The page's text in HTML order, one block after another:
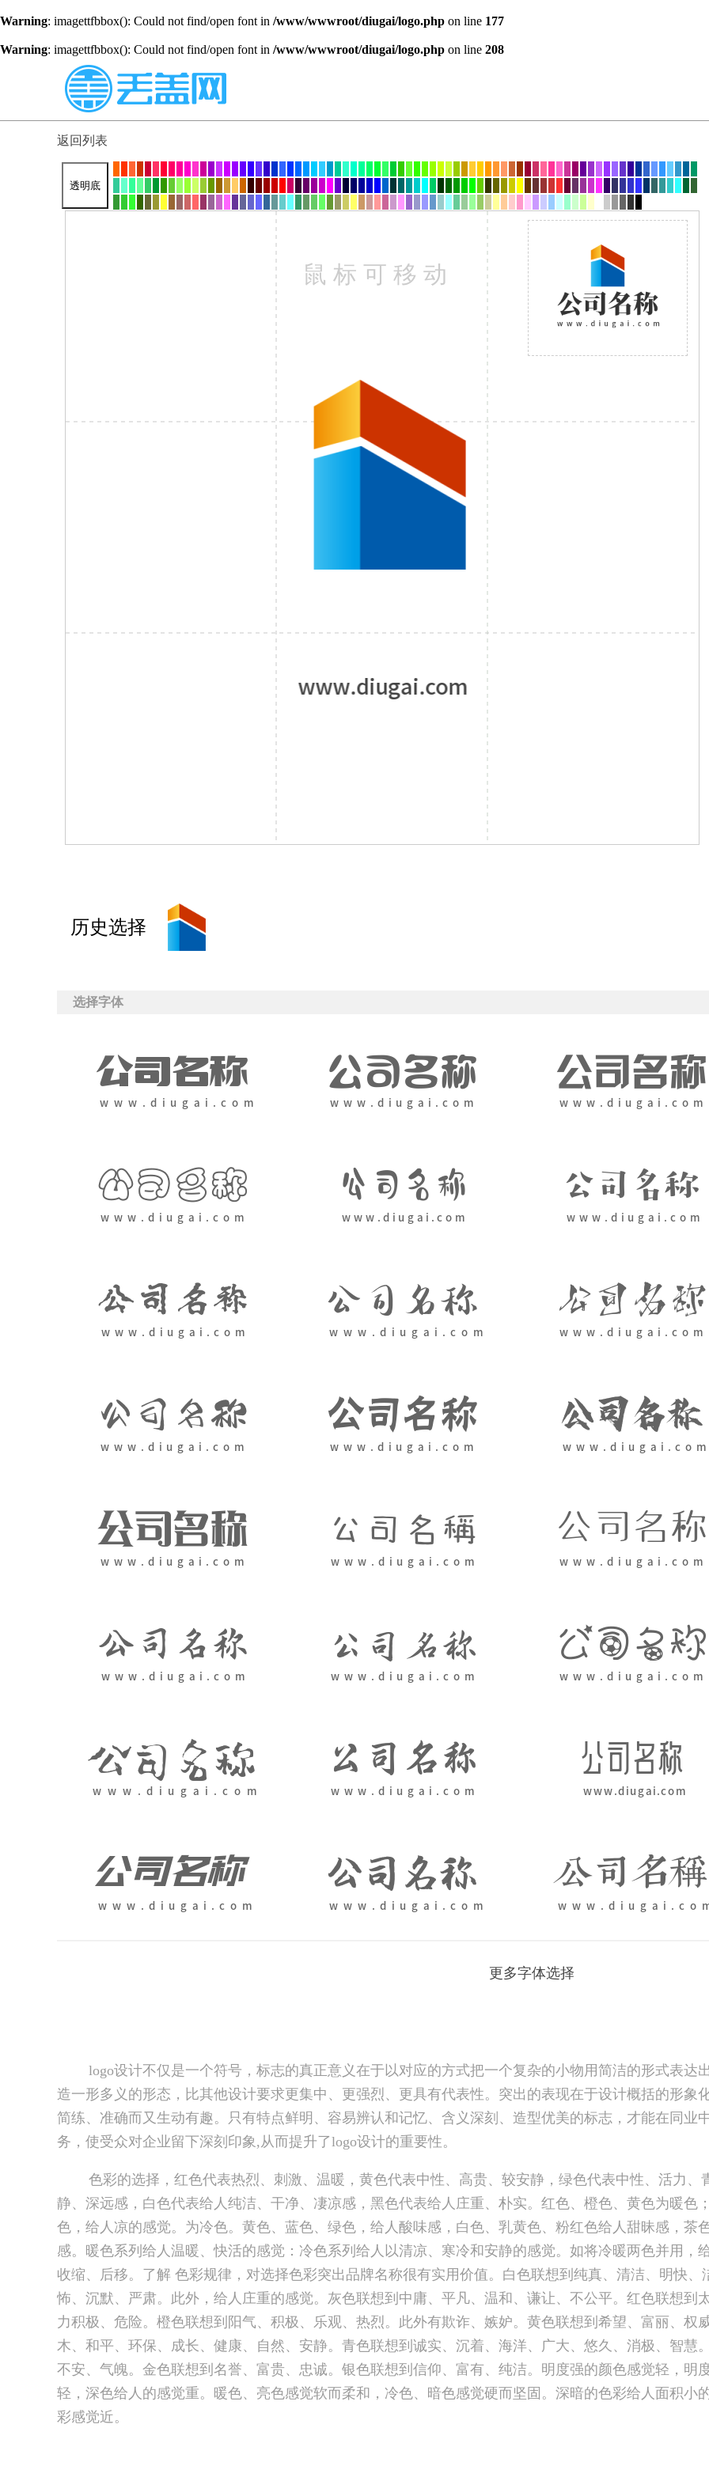
Warning: imagettfbbox(): Could not find/open font in /www/wwwroot/diugai/logo.php on line 177
Warning: imagettfbbox(): Could not find/open font in /www/wwwroot/diugai/logo.php on line 208
返回列表
透明底
历史选择
选择字体
更多字体选择
logo设计不仅是一个符号，标志的真正意义在于以对应的方式把一个复杂的小物用简洁的形式表达
造一形多义的形态，比其他设计要求更集中、更强烈、更具有代表性。突出的表现在于设计概括的形象
简练、准确而又生动有趣。只有特点鲜明、容易辨认和记忆、含义深刻、造型优美的标志，才能在同业
务，使受众对企业留下深刻印象,从而提升了logo设计的重要性。
色彩的选择，红色代表热烈、刺激、温暖，黄色代表中性、高贵、较安静，绿色代表中性、活力、
静、深远感，白色代表给人纯洁、干净、凄凉感，黑色代表给人庄重、朴实。红色、橙色、黄色为暖色
色，给人凉的感觉。为冷色。黄色、蓝色、绿色，给人酸味感，白色、乳黄色、粉红色给人甜昧感，茶
感。暖色系列给人温暖、快活的感觉：冷色系列给人以清凉、寒冷和安静的感觉。如将冷暖两色并用，
收缩、后移。了解 色彩规律，对选择色彩突出品牌名称很有实用价值。白色联想到纯真、清洁、明快
怖、沉默、严肃。此外，给人庄重的感觉。灰色联想到中庸、平凡、温和、谦让、不公平。红色联想到
力积极、危险。橙色联想到阳气、积极、乐观、热烈。此外有欺诈、嫉妒。黄色联想到希望、富丽、权
木、和平、环保、成长、健康、自然、安静。青色联想到诚实、沉着、海洋、广大、悠久、消极、智慧
不安、气魄。金色联想到名誉、富贵、忠诚。银色联想到信仰、富有、纯洁。明度强的颜色感觉轻，明
轻，深色给人的感觉重。暖色、亮色感觉软而柔和，冷色、暗色感觉硬而坚固。深暗的色彩给人面积小
彩感觉近。